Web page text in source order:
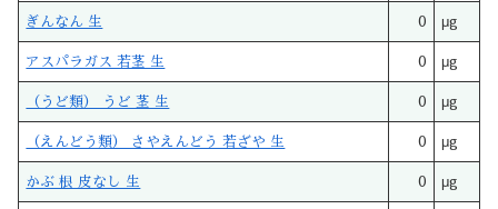
ぎんなん 生 0 μg
アスパラガス 若茎 生 0 μg
（うど類） うど 茎 生 0 μg
（えんどう類） さやえんどう 若ざや 生 0 μg
かぶ 根 皮なし 生 0 μg